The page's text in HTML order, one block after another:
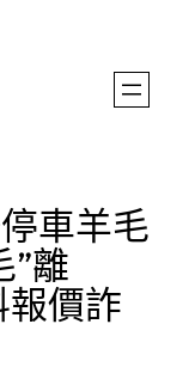
車羊毛
”離
報價詐